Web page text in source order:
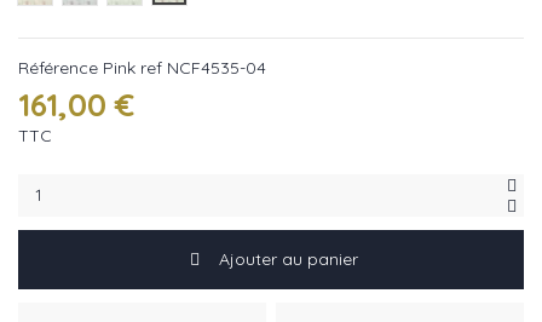
Référence Pink ref NCF4535-04
161,00 €
TTC
Ajouter au panier